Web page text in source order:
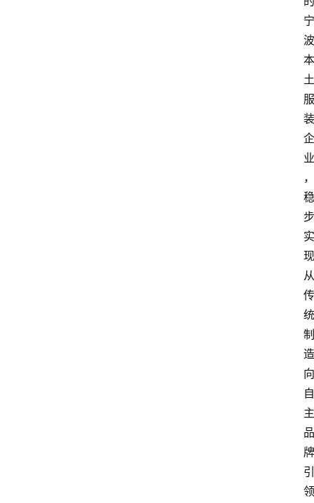
宁
波
本
土
服
装
企
业
，
稳
步
实
现
从
传
统
制
造
向
自
主
品
牌
引
领